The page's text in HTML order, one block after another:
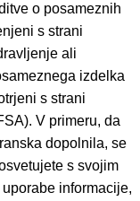
o posameznih
s strani
ali
izdelka
s strani
V primeru, da
dopolnila, se
s svojim
informacije,